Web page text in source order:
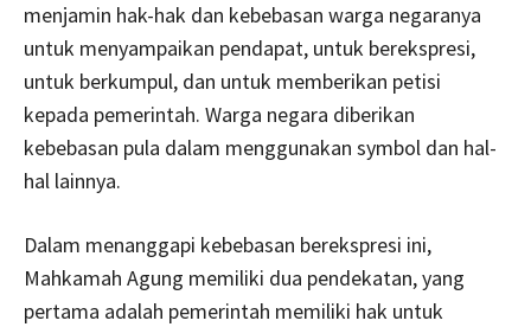
menjamin hak-hak dan kebebasan warga negaranya
untuk menyampaikan pendapat, untuk berekspresi,
untuk berkumpul, dan untuk memberikan petisi
kepada pemerintah. Warga negara diberikan
kebebasan pula dalam menggunakan symbol dan hal-
hal lainnya.
Dalam menanggapi kebebasan berekspresi ini,
Mahkamah Agung memiliki dua pendekatan, yang
pertama adalah pemerintah memiliki hak untuk